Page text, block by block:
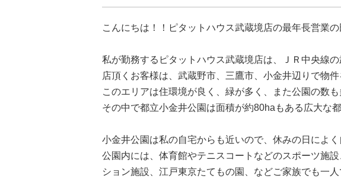
こんにちは！！ピタットハウス武蔵境店の最年長営業の
私が勤務するピタットハウス武蔵境店は、ＪＲ中央線
店頂くお客様は、武蔵野市、三鷹市、小金井辺りで物件
このエリアは住環境が良く、緑が多く、また公園の数も
その中で都立小金井公園は面積が約80haもある広大な都
小金井公園は私の自宅からも近いので、休みの日によく
公園内には、体育館やテニスコートなどのスポーツ施
ション施設、江戸東京たてもの園、などご家族でも一